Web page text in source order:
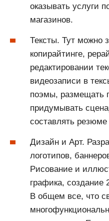
оказывать услуги
магазинов.
Тексты. Тут можно
копирайтинге,
редактировании
видеозаписи в
поэмы, размещать
придумывать
составлять
Дизайн и Арт.
логотипов,
Рисование и
графика, создание
В общем все, что